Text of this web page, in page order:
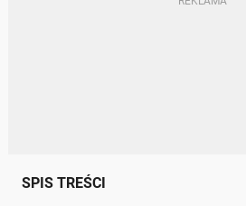
SPIS TREŚCI